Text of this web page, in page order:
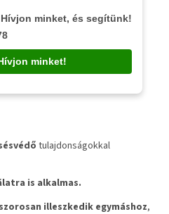
minket, és segítünk!
minket!
tulajdonságokkal
is alkalmas.
szorosan illeszkedik egymáshoz,